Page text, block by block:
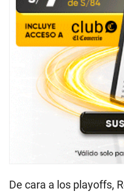
De cara a los playoffs,